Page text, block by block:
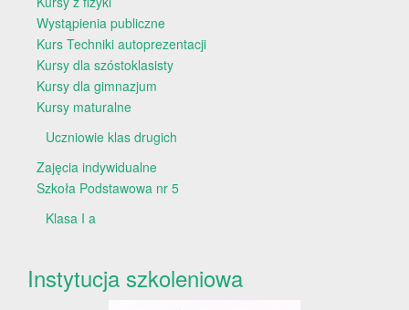
Wystąpienia publiczne
Kurs Techniki autoprezentacji
Kursy dla szóstoklasisty
Kursy dla gimnazjum
Kursy maturalne
Uczniowie klas drugich
Zajęcia indywidualne
Szkoła Podstawowa nr 5
Klasa I a
Instytucja szkoleniowa